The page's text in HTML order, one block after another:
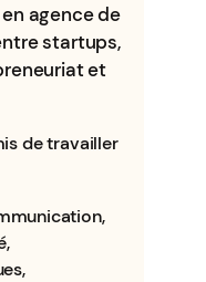
agence de
startups,
et
de travailler